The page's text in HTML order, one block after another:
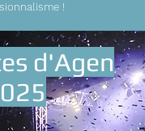
!
d'Agen